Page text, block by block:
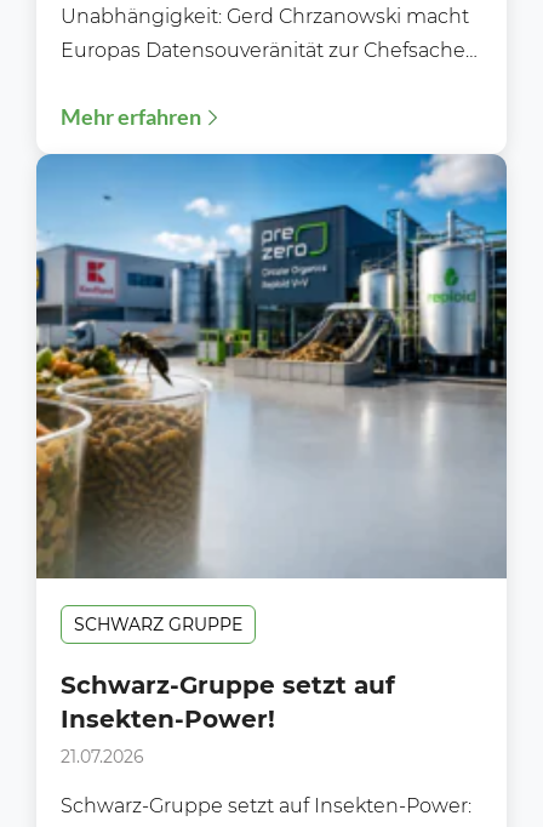
Unabhängigkeit: Gerd Chrzanowski macht
Europas Datensouveränität zur Chefsache
Preise und Sortimente...
Mehr erfahren
SCHWARZ GRUPPE
Schwarz-Gruppe setzt auf
Insekten-Power!
21.07.2026
Schwarz-Gruppe setzt auf Insekten-Power: